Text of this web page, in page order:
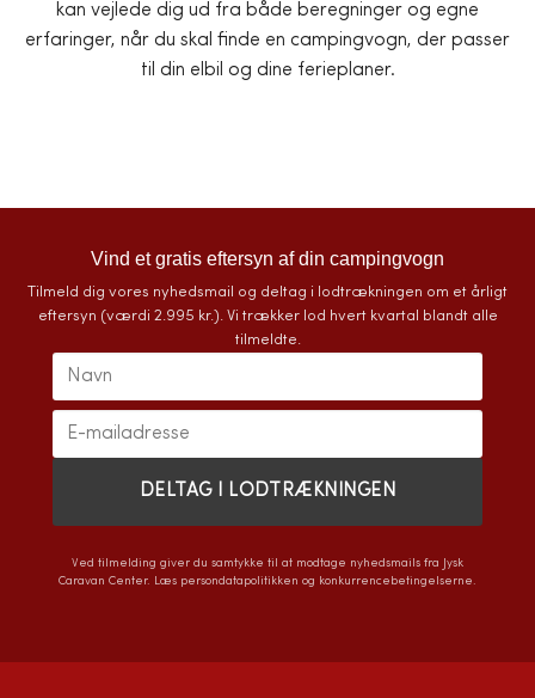
kan vejlede dig ud fra både beregninger og egne
erfaringer, når du skal finde en campingvogn, der passer
til din elbil og dine ferieplaner.
Vind et gratis eftersyn af din campingvogn
Tilmeld dig vores nyhedsmail og deltag i lodtrækningen om et årligt
eftersyn (værdi 2.995 kr.). Vi trækker lod hvert kvartal blandt alle
tilmeldte.
Ved tilmelding giver du samtykke til at modtage nyhedsmails fra Jysk
Caravan Center. Læs persondatapolitikken og konkurrencebetingelserne.